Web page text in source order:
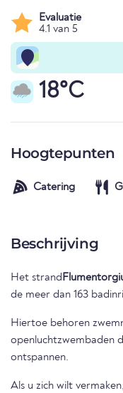
Evaluatie
4.1 van 5
18°C
Hoogtepunten
Catering
Beschrijving
Het strand
de meer dan 163
Hiertoe behoren
openluchtzwembaden
ontspannen.
Als u zich wilt